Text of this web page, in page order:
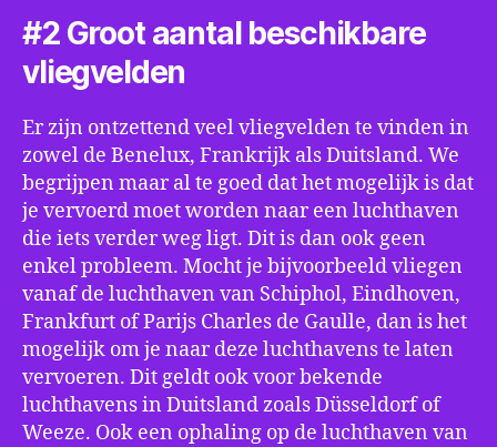
#2 Groot aantal beschikbare
vliegvelden
Er zijn ontzettend veel vliegvelden te vinden in
zowel de Benelux, Frankrijk als Duitsland. We
begrijpen maar al te goed dat het mogelijk is dat
je vervoerd moet worden naar een luchthaven
die iets verder weg ligt. Dit is dan ook geen
enkel probleem. Mocht je bijvoorbeeld vliegen
vanaf de luchthaven van Schiphol, Eindhoven,
Frankfurt of Parijs Charles de Gaulle, dan is het
mogelijk om je naar deze luchthavens te laten
vervoeren. Dit geldt ook voor bekende
luchthavens in Duitsland zoals Düsseldorf of
Weeze. Ook een ophaling op de luchthaven van